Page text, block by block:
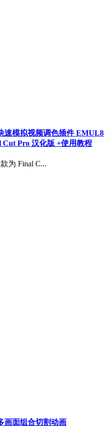
速模拟视频调色插件 EMUL8
Cut Pro 汉化版 +使用教程
为 Final C...
画面组合切割动画